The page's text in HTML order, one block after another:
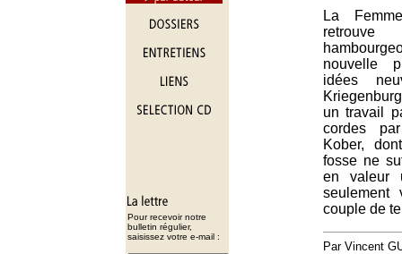
Pour recevoir notre
bulletin régulier,
saisissez votre e-mail :
La
nouvelle
idées
un travail
cordes
Kober,
fosse ne
en valeur
seulement
couple de
Par Vincent